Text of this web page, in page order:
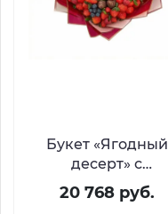
Букет «Ягодный
десерт» с
клубникой в
шоколаде,
20 768 руб.